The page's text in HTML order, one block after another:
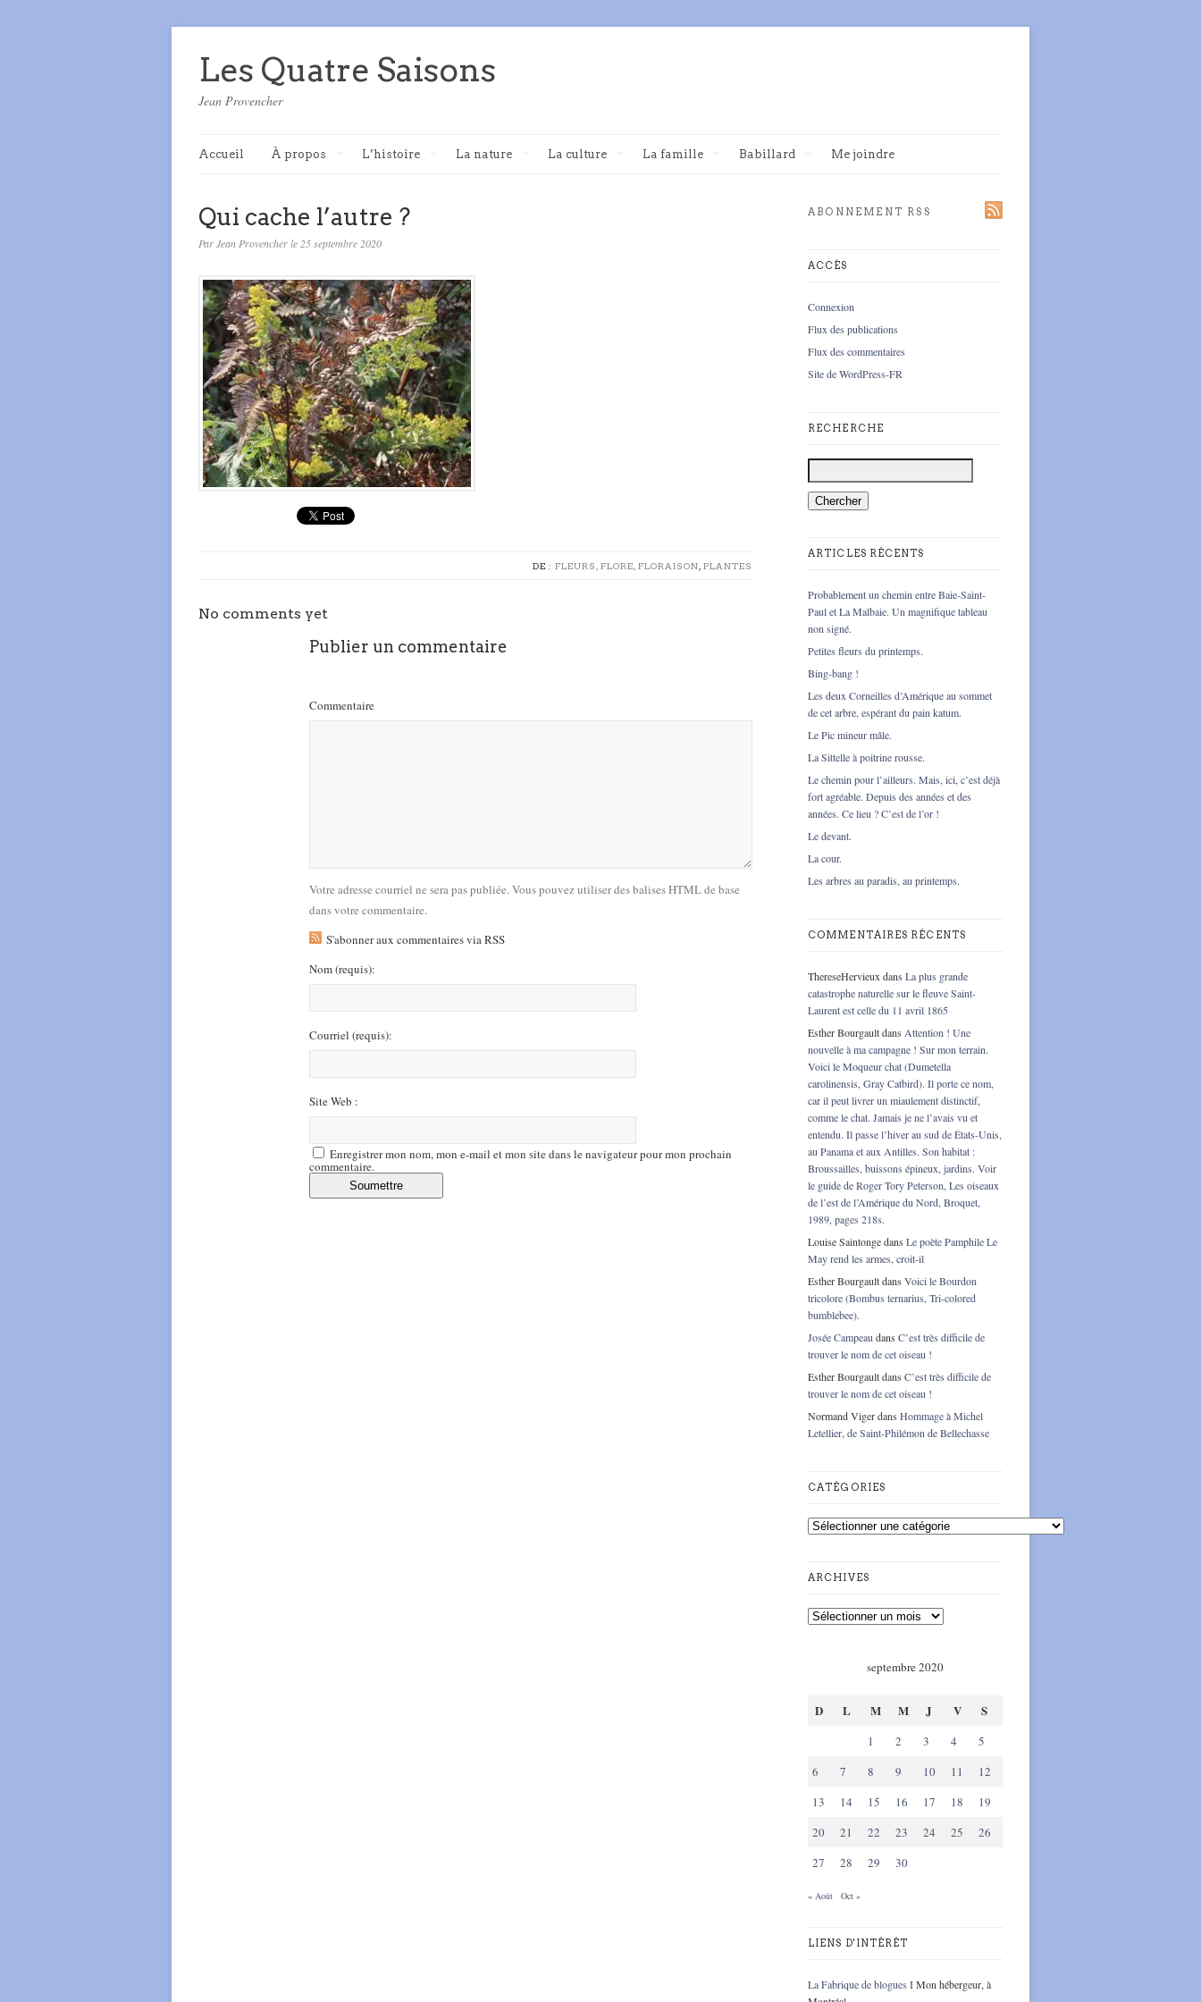
Les Quatre Saisons
Jean Provencher
Accueil À propos L’histoire La nature La culture La famille Babillard Me joindre
Qui cache l’autre ?
Par Jean Provencher le 25 septembre 2020
DE : FLEURS, FLORE, FLORAISON, PLANTES
No comments yet
Publier un commentaire
Commentaire
Votre adresse courriel ne sera pas publiée. Vous pouvez utiliser des balises HTML de base
dans votre commentaire.
S'abonner aux commentaires via RSS
Nom(requis):
Courriel (requis):
Site Web :
Enregistrer mon nom, mon e-mail et mon site dans le navigateur pour mon prochain
commentaire.
ABONNEMENT RSS
ACCÈS
Connexion
Flux des publications
Flux des commentaires
Site de WordPress-FR
RECHERCHE
ARTICLES RÉCENTS
Probablement un chemin entre Baie-Saint-
Paul et La Malbaie. Un magnifique tableau
non signé.
Petites fleurs du printemps.
Bing-bang !
Les deux Corneilles d’Amérique au sommet
de cet arbre, espérant du pain katum.
Le Pic mineur mâle.
La Sittelle à poitrine rousse.
Le chemin pour l’ailleurs. Mais, ici, c’est déjà
fort agréable. Depuis des années et des
années. Ce lieu ? C’est de l’or !
Le devant.
La cour.
Les arbres au paradis, au printemps.
COMMENTAIRES RÉCENTS
ThereseHervieux dans La plus grande
catastrophe naturelle sur le fleuve Saint-
Laurent est celle du 11 avril 1865
Esther Bourgaultdans Attention ! Une
nouvelle à ma campagne ! Sur mon terrain.
Voici le Moqueur chat (Dumetella
carolinensis, Gray Catbird). Il porte ce nom,
car il peut livrer un miaulement distinctif,
comme le chat. Jamais je ne l’avais vu et
entendu. Il passe l’hiver au sud de États-Unis,
au Panama et aux Antilles. Son habitat :
Broussailles, buissons épineux, jardins. Voir
le guide de Roger Tory Peterson, Les oiseaux
de l’est de l’Amérique du Nord, Broquet,
1989, pages 218s.
Louise Saintongedans Le poète Pamphile Le
May rend les armes, croit-il
Esther Bourgaultdans Voici le Bourdon
tricolore (Bombus ternarius, Tri-colored
bumblebee).
Josée Campeau dans C’est très difficile de
trouver le nom de cet oiseau !
Esther Bourgaultdans C’est très difficile de
trouver le nom de cet oiseau !
Normand Vigerdans Hommage à Michel
Letellier, de Saint-Philémon de Bellechasse
CATÉGORIES
ARCHIVES
septembre 2020
D L M M J V S
1 2 3 4
5
6
7 8 9 10 11
12
13
14 15 16 17 18
19
20
21 22 23 24 25
26
27
28 29 30
« Août Oct »
LIENS D'INTÉRÊT
La Fabrique de blogues IMon hébergeur, à